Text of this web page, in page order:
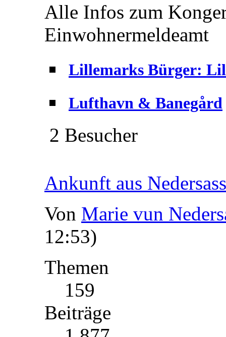
Alle Infos zum
Einwohnermeldeamt
Lillemarks Bürger:
Lufthavn & Banegård
2 Besucher
Ankunft aus
Von Marie vun
12:53)
Themen
159
Beiträge